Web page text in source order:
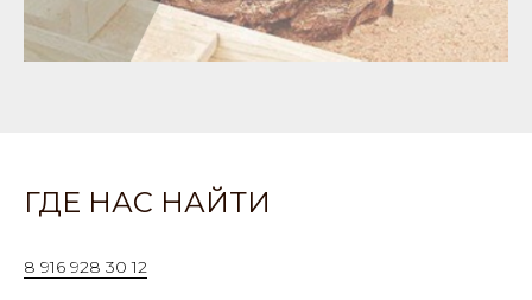
ГДЕ НАС НАЙТИ
8 916 928 30 12